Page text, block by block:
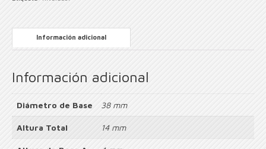
Información adicional
Información adicional
Diámetro de Base 38 mm
Altura Total 14 mm